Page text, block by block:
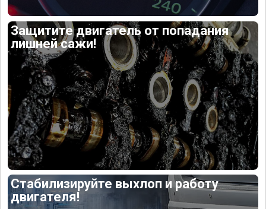
Защитите двигатель от попадания
лишней сажи!
Стабилизируйте выхлоп и работу
двигателя!